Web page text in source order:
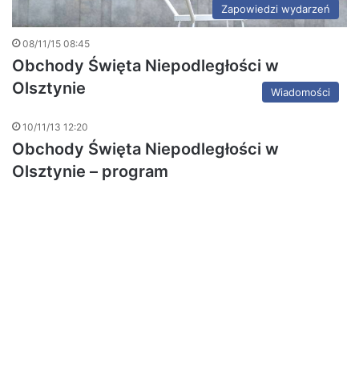
Zapowiedzi wydarzeń
08/11/15 08:45
Obchody Święta Niepodległości w
Olsztynie
Wiadomości
10/11/13 12:20
Obchody Święta Niepodległości w
Olsztynie – program